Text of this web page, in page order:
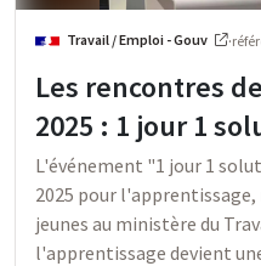
Travail / Emploi - Gouv ·
Les rencontres
2025 : 1 jour 1
L'événement "1 jour 1
2025 pour
jeunes au ministère du
l'apprentissage devient